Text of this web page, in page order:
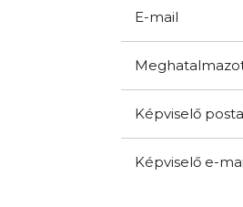
E-mail
Képviselő
Képviselő e-